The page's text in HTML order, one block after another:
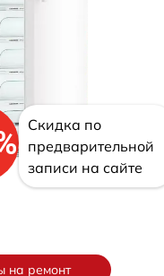
Скидка по
предварительной
записи на сайте
на ремонт